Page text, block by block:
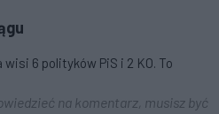
wisi 6 polityków PiS i 2 KO. To
na komentarz, musisz być